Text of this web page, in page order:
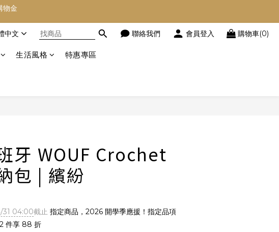
物金
中文 聯絡我們 會員登入 購物車(0)
生活風格 特惠專區
牙 WOUF Crochet
包 | 繽紛
31 04:00截止 指定商品，2026 開學季應援！指定品項
件享 88 折